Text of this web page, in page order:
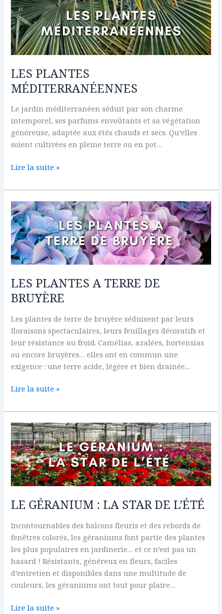
LES PLANTES
MÉDITERRANÉENNES
Le jardin méditerranéen séduit par son charme
intemporel, ses parfums envoûtants et sa végétation
généreuse, adaptée aux étés chauds et secs. Qu’elles
soient cultivées en pleine terre ou en pot…
PLANTES
MÉDITERRANÉENNES
Lire la suite »
LES PLANTES A TERRE DE
BRUYÈRE
Les plantes de terre de bruyère séduisent par leurs
floraisons spectaculaires, leurs feuillages décoratifs et
leur résistance au froid. Camélias, azalées, hortensias
ou encore bruyères… elles ont en commun une
exigence : une terre acide, légère et bien drainée…
LES
PLANTES
A
TERRE
DE
BRUYÈRE
Lire la suite »
LE GÉRANIUM : LA STAR DE L’ÉTÉ
Incontournables des balcons fleuris et des rebords de
fenêtres colorés, les géraniums font partie des plantes
les plus populaires en jardinerie… et ce n’est pas un
hasard ! Résistants, généreux en fleurs, faciles
d’entretien et disponibles dans une multitude de
couleurs, les géraniums ont tout pour plaire…
LE
GÉRANIUM
:
LA
STAR
DE
L’ÉTÉ
Lire la suite »